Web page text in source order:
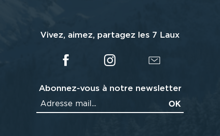
Vivez, aimez, partagez les 7 Laux
Abonnez-vous à notre newsletter